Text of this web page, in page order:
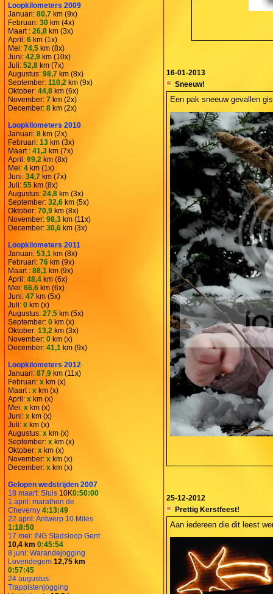
Loopkilometers 2009
Januari: 80,7 km (9x)
Februari: 30 km (4x)
Maart : 26,8 km (3x)
April: 6 km (1x)
Mei: 74,5 km (8x)
Juni: 42,9 km (10x)
Juli: 52,8 km (7x)
Augustus: 98,7 km (8x)
September: 110,2 km (9x)
Oktober: 44,8 km (6x)
November: 7 km (2x)
December: 8 km (2x)
Loopkilometers 2010
Januari: 8 km (2x)
Februari: 13 km (3x)
Maart : 41,3 km (7x)
April: 69,2 km (8x)
Mei: 4 km (1x)
Juni: 34,7 km (7x)
Juli: 55 km (8x)
Augustus: 24,8 km (3x)
September: 32,6 km (5x)
Oktober: 70,9 km (8x)
November: 98,3 km (11x)
December: 30,6 km (3x)
Loopkilometers 2011
Januari: 53,1 km (8x)
Februari: 76 km (9x)
Maart : 88,1 km (9x)
April: 48,4 km (6x)
Mei: 66,6 km (6x)
Juni: 47 km (5x)
Juli: 0 km (x)
Augustus: 27,5 km (5x)
September: 0 km (x)
Oktober: 13,2 km (3x)
November: 0 km (x)
December: 41,1 km (9x)
Loopkilometers 2012
Januari: 87,9 km (11x)
Februari: x km (x)
Maart : x km (x)
April: x km (x)
Mei: x km (x)
Juni: x km (x)
Juli: x km (x)
Augustus: x km (x)
September: x km (x)
Oktober: x km (x)
November: x km (x)
December: x km (x)
Gelopen wedstrijden 2007
18 maart: Sluis 10K0:50:00
1 april: marathon de
Cheverny 4:13:49
22 april: Antwerp 10 Miles
1:18:50
17 mei: ING Stadsloop Gent
10,4 km 0:45:54
8 juni: Warandejogging
Lovendegem 12,75 km
0:57:45
24 augustus:
Trappistenjogging
16-01-2013
Sneeuw!
Een pak sneeuw gevallen
25-12-2012
Prettig Kerstfeest!
Aan iedereen die dit leest